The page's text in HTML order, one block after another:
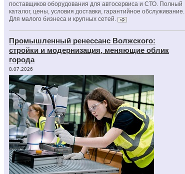
поставщиков оборудования для автосервиса и СТО. Полный
каталог, цены, условия доставки, гарантийное обслуживание.
Для малого бизнеса и крупных сетей.
Промышленный ренессанс Волжского:
стройки и модернизация, меняющие облик
города
8.07.2026